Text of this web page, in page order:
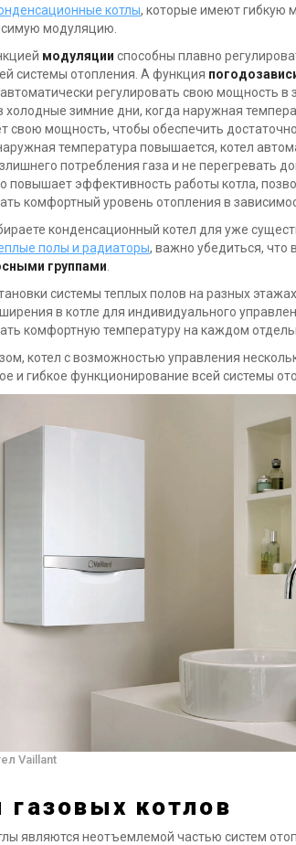
котлы, которые имеют гибкую
модуляцию.
модуляции способны плавно
системы отопления. А функция
регулировать свою мощность в
холодные зимние дни, когда наружная
свою мощность, чтобы обеспечить
температура повышается, котел
потребления газа и не перегревать
повышает эффективность работы котла,
комфортный уровень отопления в
конденсационный котел для уже
полы и радиаторы, важно убедиться, что
группами
системы теплых полов на разных
в котле для индивидуального
комфортную температуру на каждом
котел с возможностью управления
и гибкое функционирование всей системы
Vaillant
котлов
являются неотъемлемой частью систем